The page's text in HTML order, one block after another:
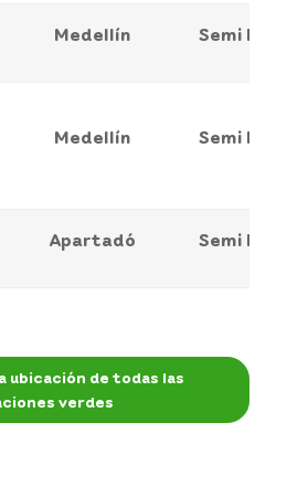
Medellín Semi
Medellín Semi
Apartadó Semi
ubicación de todas las
verdes